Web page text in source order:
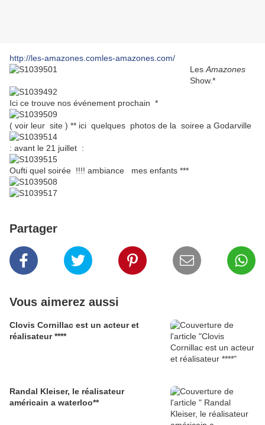
http://les-amazones.comles-amazones.com/
Les Amazones
Show.*
Ici ce trouve nos événement prochain *
( voir leur site ) ** ici quelques photos de la soiree a Godarville
: avant le 21 juillet :
Oufti quel soirée !!!! ambiance mes enfants ***
Partager
Vous aimerez aussi
Clovis Cornillac est un acteur et
réalisateur ****
Randal Kleiser, le réalisateur
américain a waterloo**